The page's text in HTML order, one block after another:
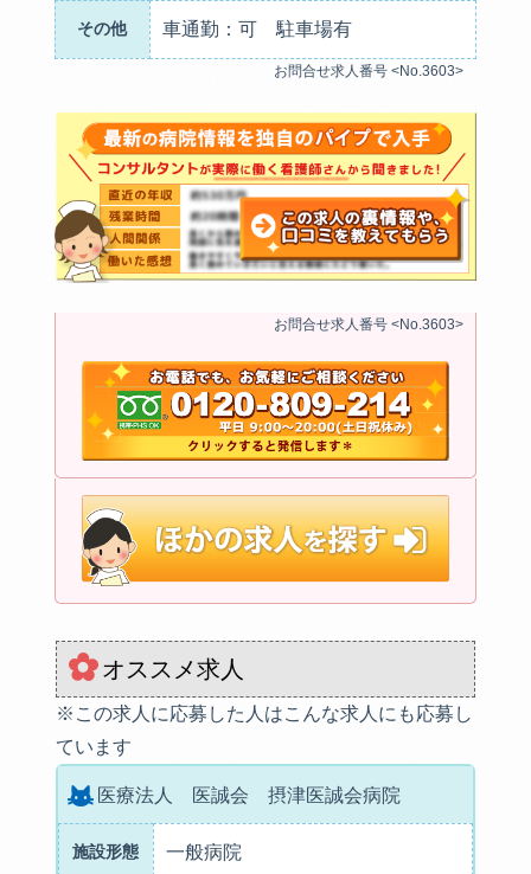
その他 車通勤：可 駐車場有
お問合せ求人番号 <No.3603>
お問合せ求人番号 <No.3603>
オススメ求人
※この求人に応募した人はこんな求人にも応募し
ています
医療法人 医誠会 摂津医誠会病院
施設形態 一般病院